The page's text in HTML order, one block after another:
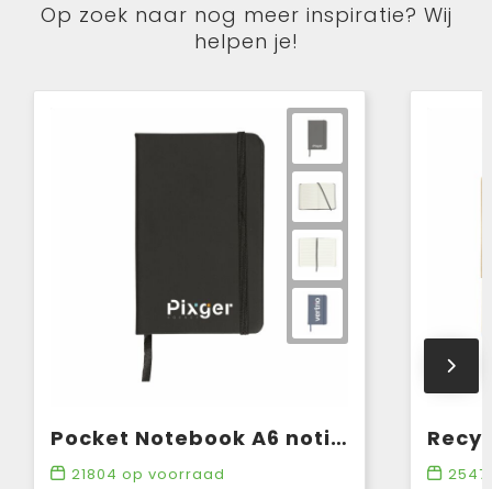
Op zoek naar nog meer inspiratie? Wij
helpen je!
Pocket Notebook A6 notitieboek
21804 op voorraad